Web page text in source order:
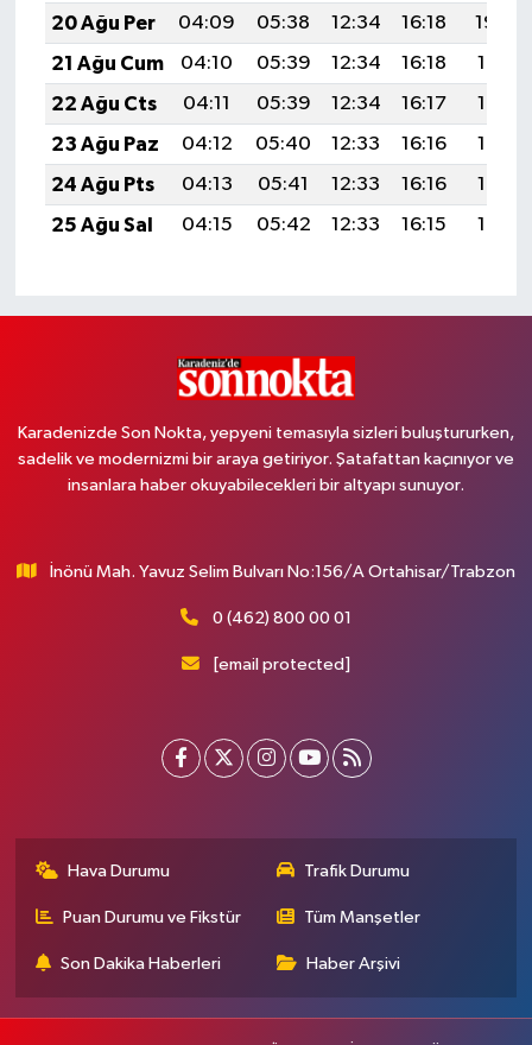
20 Ağu Per
04:09 05:38 12:34 16:18
19:20
21 Ağu Cum
04:10 05:39 12:34 16:18
19:19
22 Ağu Cts
04:11 05:39 12:34 16:17
19:18
23 Ağu Paz
04:12 05:40 12:33 16:16
19:16
24 Ağu Pts
04:13 05:41 12:33 16:16
19:15
25 Ağu Sal
04:15 05:42 12:33 16:15 19:14
Karadenizde Son Nokta, yepyeni temasıyla sizleri buluştururken,
sadelik ve modernizmi bir araya getiriyor. Şatafattan kaçınıyor ve
insanlara haber okuyabilecekleri bir altyapı sunuyor.
İnönü Mah. Yavuz Selim Bulvarı No:156/A Ortahisar/Trabzon
0 (462) 800 00 01
[email protected]
Hava Durumu Trafik Durumu
Puan Durumu ve Fikstür Tüm Manşetler
Son Dakika Haberleri Haber Arşivi